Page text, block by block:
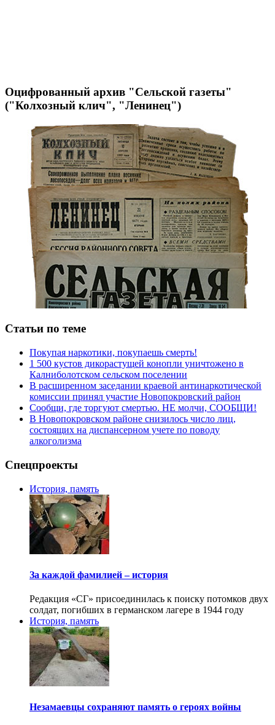
Оцифрованный архив "Сельской газеты"
("Колхозный клич", "Ленинец")
Статьи по теме
Покупая наркотики, покупаешь смерть!
1 500 кустов дикорастущей конопли уничтожено в
Калниболотском сельском поселении
В расширенном заседании краевой антинаркотической
комиссии принял участие Новопокровский район
Сообщи, где торгуют смертью. НЕ молчи, СООБЩИ!
В Новопокровском районе снизилось число лиц,
состоящих на диспансерном учете по поводу
алкоголизма
Спецпроекты
История, память
За каждой фамилией – история
Редакция «СГ» присоединилась к поиску потомков двух
солдат, погибших в германском лагере в 1944 году
История, память
Незамаевцы сохраняют память о героях войны